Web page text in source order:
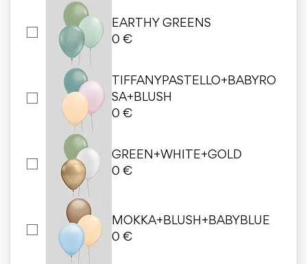
EARTHY GREENS
0 €
TIFFANYPASTELLO+BABYRO
SA+BLUSH
0 €
GREEN+WHITE+GOLD
0 €
MOKKA+BLUSH+BABYBLUE
0 €